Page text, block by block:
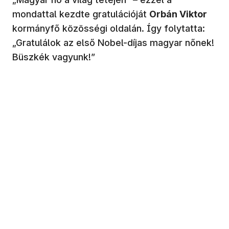
mondattal kezdte gratulációját Orbán Viktor
kormányfő közösségi oldalán. Így folytatta:
„Gratulálok az első Nobel-díjas magyar nőnek!
Büszkék vagyunk!”